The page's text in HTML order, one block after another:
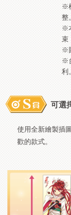
※
整。
※
束
※
※
利。
可選
使用全新繪製插
歡的款式。